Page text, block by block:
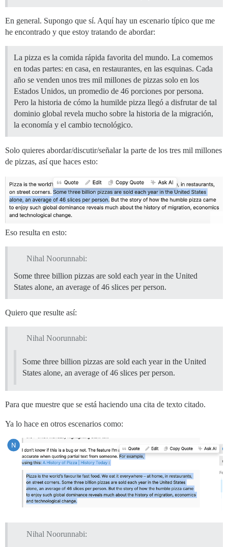
En general. Supongo que sí. Aquí hay un escenario típico que me
he encontrado y que estoy tratando de abordar:
La pizza es la comida rápida favorita del mundo. La comemos
en todas partes: en casa, en restaurantes, en las esquinas. Cada
año se venden unos tres mil millones de pizzas solo en los
Estados Unidos, un promedio de 46 porciones por persona.
Pero la historia de cómo la humilde pizza llegó a disfrutar de tal
dominio global revela mucho sobre la historia de la migración,
la economía y el cambio tecnológico.
Solo quieres abordar/discutir/señalar la parte de los tres mil millones
de pizzas, así que haces esto:
Eso resulta en esto:
Nihal Noorunnabi:
Some three billion pizzas are sold each year in the United
States alone, an average of 46 slices per person.
Quiero que resulte así:
Nihal Noorunnabi:
Some three billion pizzas are sold each year in the United
States alone, an average of 46 slices per person.
Para que muestre que se está haciendo una cita de texto citado.
Ya lo hace en otros escenarios como:
Nihal Noorunnabi: